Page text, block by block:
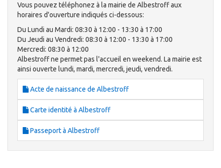
Vous pouvez téléphonez à la mairie de Albestroff aux
horaires d'ouverture indiqués ci-dessous:
Du Lundi au Mardi: 08:30 à 12:00 - 13:30 à 17:00
Du Jeudi au Vendredi: 08:30 à 12:00 - 13:30 à 17:00
Mercredi: 08:30 à 12:00
Albestroff ne permet pas l'accueil en weekend. La mairie est
ainsi ouverte lundi, mardi, mercredi, jeudi, vendredi.
Acte de naissance de Albestroff
Carte identité à Albestroff
Passeport à Albestroff